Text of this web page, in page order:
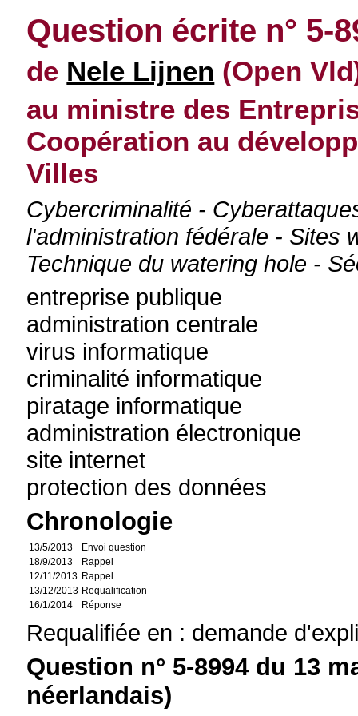
Question écrite n° 5-
de Nele Lijnen (Open
au ministre des
Coopération au
Villes
Cybercriminalité -
l'administration fédérale - Sites
Technique du watering hole -
entreprise publique
administration centrale
virus informatique
criminalité informatique
piratage informatique
administration électronique
site internet
protection des données
Chronologie
13/5/2013
Envoi question
18/9/2013
Rappel
12/11/2013 Rappel
13/12/2013 Requalification
16/1/2014
Réponse
Requalifiée en : demande
Question n° 5-8994 du 13
néerlandais)